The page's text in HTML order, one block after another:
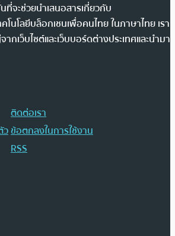
จะช่วยนำเสนอสารเกี่ยวกับ
โนโลยีบล็อกเชนเพื่อคนไทย ในภาษาไทย เรา
เว็บไซต์และเว็บบอร์ดต่างประเทศและนำมา
ติดต่อเรา
วข้อตกลงในการใช้งาน
RSS